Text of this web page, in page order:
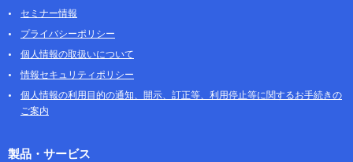
セミナー情報
プライバシーポリシー
個人情報の取扱いについて
情報セキュリティポリシー
個人情報の利用目的の通知、開示、訂正等、利用停止等に関するお手続きの
ご案内
製品・サービス